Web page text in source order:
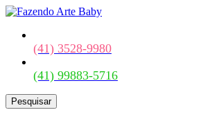
(41) 3528-9980
(41) 99883-5716
Pesquisar